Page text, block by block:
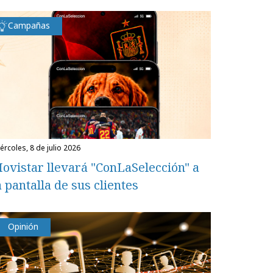
Campañas
8 de julio 2026
llevará "ConLaSelección" a
pantalla de sus clientes
Opinión